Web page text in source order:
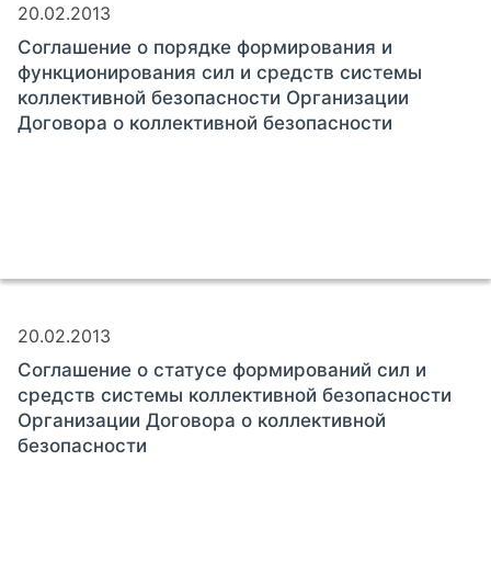
20.02.2013
Соглашение о порядке формирования и
функционирования сил и средств системы
коллективной безопасности Организации
Договора о коллективной безопасности
20.02.2013
Соглашение о статусе формирований сил и
средств системы коллективной безопасности
Организации Договора о коллективной
безопасности